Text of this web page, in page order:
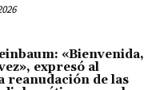
«Bienvenida,
expresó al
reanudación de las